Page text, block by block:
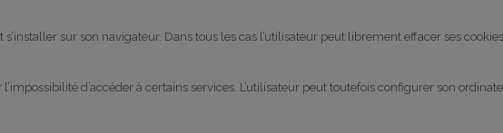
sur son navigateur. Dans tous les cas l’utilisateur peut librement effacer ses
d’accéder à certains services. L’utilisateur peut toutefois configurer son